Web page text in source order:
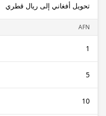
تحويل أفغاني إلى ريال قطري
AFN
1
5
10